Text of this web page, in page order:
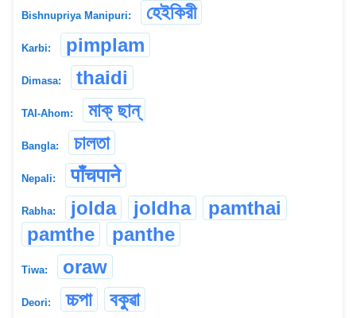
Bishnupriya Manipuri: হেইকিরী
Karbi: pimplam
Dimasa: thaidi
TAI-Ahom: মাক্ ছান্
Bangla: চালতা
Nepali: पाँचपाने
Rabha: jolda joldha
pamthai
pamthe
panthe
Tiwa: oraw
Deori: চ্চপা বকুৱা